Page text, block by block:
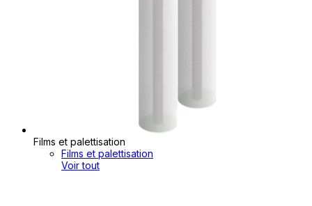
Films et palettisation
Films et palettisation
Voir tout